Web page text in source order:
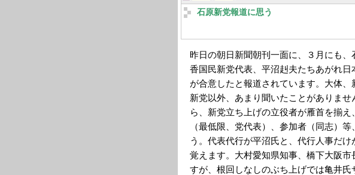
石原新党報道に思う
昨日の朝日新聞朝刊一面に、３月にも
香国民新党代表、平沼赳夫たちあがれ
が合意したと報道されています。大体
新党以外、あまり聞いたことがありま
ら、新党立ち上げの立役者が雁首を揃
（最低限、党代表）、参加者（同志）
う。代表代行が平沼氏と、代行人事だ
覚えます。大村愛知県知事、橋下大阪
すが、根回しなしのぶち上げでは亀井